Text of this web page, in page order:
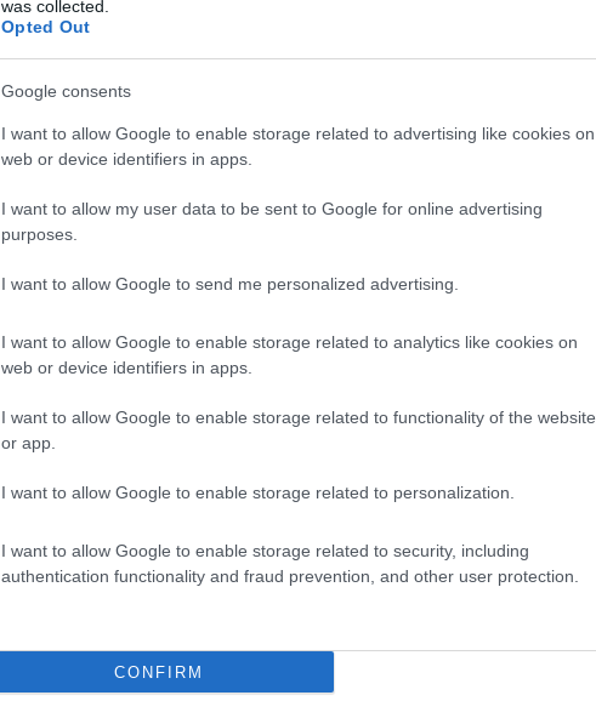
was collected.
Opted Out
Google consents
I want to allow Google to enable storage related to advertising like cookies on
web or device identifiers in apps.
I want to allow my user data to be sent to Google for online advertising
purposes.
I want to allow Google to send me personalized advertising.
I want to allow Google to enable storage related to analytics like cookies on
web or device identifiers in apps.
I want to allow Google to enable storage related to functionality of the website
or app.
I want to allow Google to enable storage related to personalization.
I want to allow Google to enable storage related to security, including
authentication functionality and fraud prevention, and other user protection.
CONFIRM
Times of Israel: Nincs bizonyíték
arra, hogy Jeffrey Epstein a
Moszadnak dolgozott